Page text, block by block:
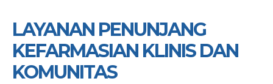
LAYANAN PENUNJANG
KEFARMASIAN KLINIS DAN
KOMUNITAS